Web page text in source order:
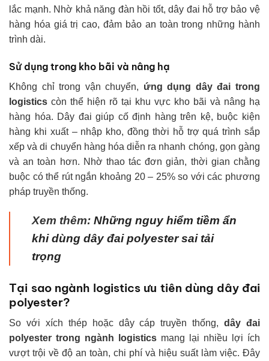
lắc mạnh. Nhờ khả năng đàn hồi tốt, dây đai hỗ trợ bảo vệ
hàng hóa giá trị cao, đảm bảo an toàn trong những hành
trình dài.
Sử dụng trong kho bãi và nâng hạ
Không chỉ trong vận chuyển, ứng dụng dây đai trong
logistics còn thể hiện rõ tại khu vực kho bãi và nâng hạ
hàng hóa. Dây đai giúp cố định hàng trên kệ, buộc kiện
hàng khi xuất – nhập kho, đồng thời hỗ trợ quá trình sắp
xếp và di chuyển hàng hóa diễn ra nhanh chóng, gọn gàng
và an toàn hơn. Nhờ thao tác đơn giản, thời gian chằng
buộc có thể rút ngắn khoảng 20 – 25% so với các phương
pháp truyền thống.
Xem thêm: Những nguy hiểm tiềm ẩn
khi dùng dây đai polyester sai tải
trọng
Tại sao ngành logistics ưu tiên dùng dây đai
polyester?
So với xích thép hoặc dây cáp truyền thống,dây đai
polyester trong ngành logistics mang lại nhiều lợi ích
vượt trội về độ an toàn, chi phí và hiệu suất làm việc. Đây